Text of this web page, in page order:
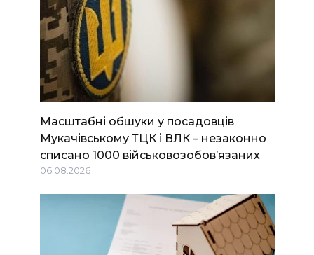
Масштабні обшуки у посадовців
Мукачівському ТЦК і ВЛК – незаконно
списано 1000 військовозобов’язаних
06.08.2026